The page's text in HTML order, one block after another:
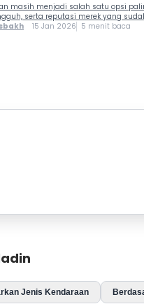
masih menjadi salah satu opsi
serta reputasi merek yang
15 Jan 2026 5 menit baca
Jenis Kendaraan